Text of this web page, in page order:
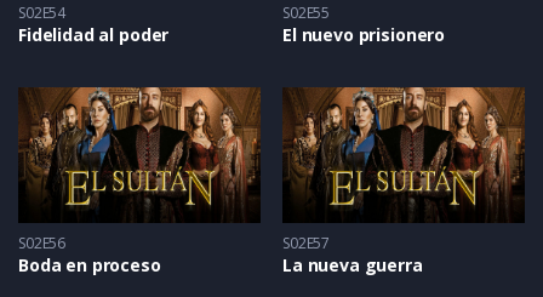
S02E54
Fidelidad al poder
S02E55
El nuevo prisionero
S02E56
Boda en proceso
S02E57
La nueva guerra